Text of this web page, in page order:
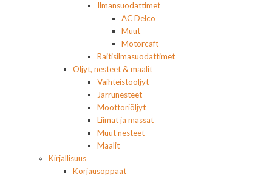
Ilmansuodattimet
AC Delco
Muut
Motorcaft
Raitisilmasuodattimet
Öljyt, nesteet & maalit
Vaihteistoöljyt
Jarrunesteet
Moottoriöljyt
Liimat ja massat
Muut nesteet
Maalit
Kirjallisuus
Korjausoppaat